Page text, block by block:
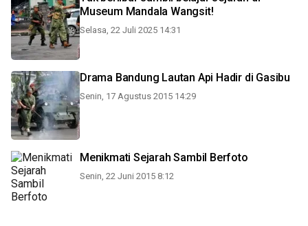
Museum Mandala Wangsit!
Selasa, 22 Juli 2025 14:31
Drama Bandung Lautan Api Hadir di Gasibu
Senin, 17 Agustus 2015 14:29
Menikmati Sejarah Sambil Berfoto
Senin, 22 Juni 2015 8:12